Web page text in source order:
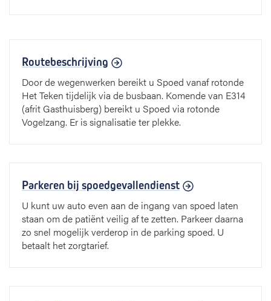
Routebeschrijving
Door de wegenwerken bereikt u Spoed vanaf rotonde
Het Teken tijdelijk via de busbaan. Komende van E314
(afrit Gasthuisberg) bereikt u Spoed via rotonde
Vogelzang. Er is signalisatie ter plekke.
Parkeren bij spoedgevallendienst
U kunt uw auto even aan de ingang van spoed laten
staan om de patiënt veilig af te zetten. Parkeer daarna
zo snel mogelijk verderop in de parking spoed. U
betaalt het zorgtarief.